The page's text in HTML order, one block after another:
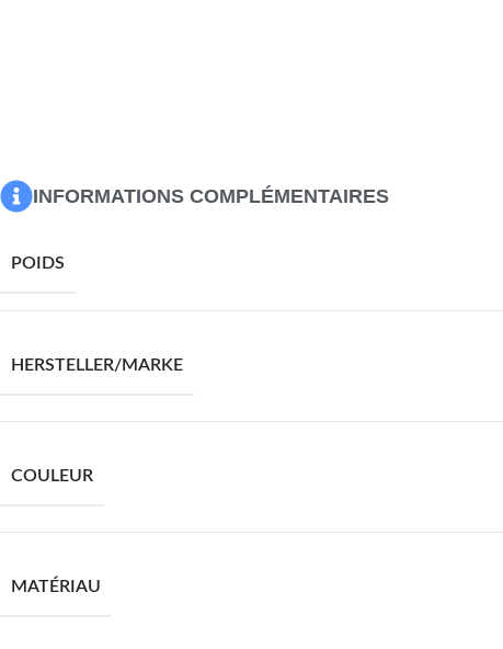
INFORMATIONS COMPLÉMENTAIRES
POIDS
HERSTELLER/MARKE
COULEUR
MATÉRIAU